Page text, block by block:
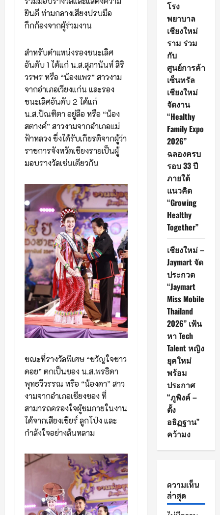
ยินดี ท่ามกลางเสียงปรบมือ
กึกก้องจากผู้ร่วมงาน
สำหรับตำแหน่งรองชนะเลิศ
อันดับ 1 ได้แก่ น.ส.สุภานันท์ สิริ
วรพร หรือ “น้องแพร” สาวงาม
จากอำเภอเวียงแก่น และรอง
ชนะเลิศอันดับ 2 ได้แก่
น.ส.ปัณฑิตา อยู่ลือ หรือ “น้อง
สตางค์” สาวงามจากอำเภอแม่
ฟ้าหลวง ซึ่งได้รับเกียรติจากผู้ว่า
ราชการจังหวัดเชียงรายเป็นผู้
มอบรางวัลเช่นเดียวกัน
ขณะที่รางวัลพิเศษ “ขวัญใจชาว
ดอย” ตกเป็นของ น.ส.พรธิดา
พุทธวีวรรณ หรือ “น้องดา” สาว
งามจากอำเภอเชียงของ ที่
สามารถครองใจผู้ชมภายในงาน
ได้จากเสียงเชียร์ ลูกโป่ง และ
กำลังใจอย่างล้นหลาม
โรง
พยาบาล
เชียงใหม่
ราม ร่วม
กับ
ศูนย์การค้า
เซ็นทรัล
เชียงใหม่
จัดงาน
“Healthy
Family Expo
2026”
ฉลองครบ
รอบ 33 ปี
ภายใต้
แนวคิด
“Growing
Healthy
Together”
เชียงใหม่ –
Jaymart จัด
ประกวด
“Jaymart
Miss Mobile
Thailand
2026” เฟ้น
หา Tech
Talent หญิง
ยุคใหม่
พร้อม
ประกาศ
“ภูพิงค์ –
ตั้ง
อธิฏฐาน”
คว้ามง
ความเห็น
ล่าสุด